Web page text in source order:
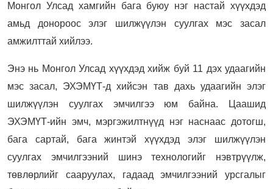
Монгол Улсад хамгийн бага буюу нэг настай хүүхдэд
амьд донороос элэг шилжүүлэн суулгах мэс засал
амжилттай хийлээ.
Энэ нь Монгол Улсад хүүхдэд хийж буй 11 дэх удаагийн
мэс засал, ЭХЭМҮТ-д хийсэн тав дахь удаагийн элэг
шилжүүлэн суулгах эмчилгээ юм байна. Цаашид
ЭХЭМҮТ-ийн эмч, мэргэжилтнүүд нэг наснаас дотогш,
бага сартай, бага жинтэй хүүхдэд элэг шилжүүлэн
суулгах эмчилгээний шинэ технологийг нэвтрүүлж,
төвлөрлийг сааруулах, гадаад эмчилгээний урсгалыг